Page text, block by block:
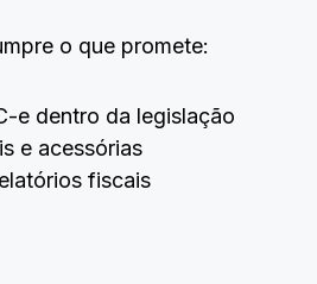
o que promete:
e dentro da legislação
e acessórias
fiscais